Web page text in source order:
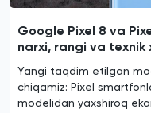
Google Pixel 8 va
narxi, rangi va texnik
Yangi taqdim etilgan
chiqamiz: Pixel
modelidan yaxshiroq